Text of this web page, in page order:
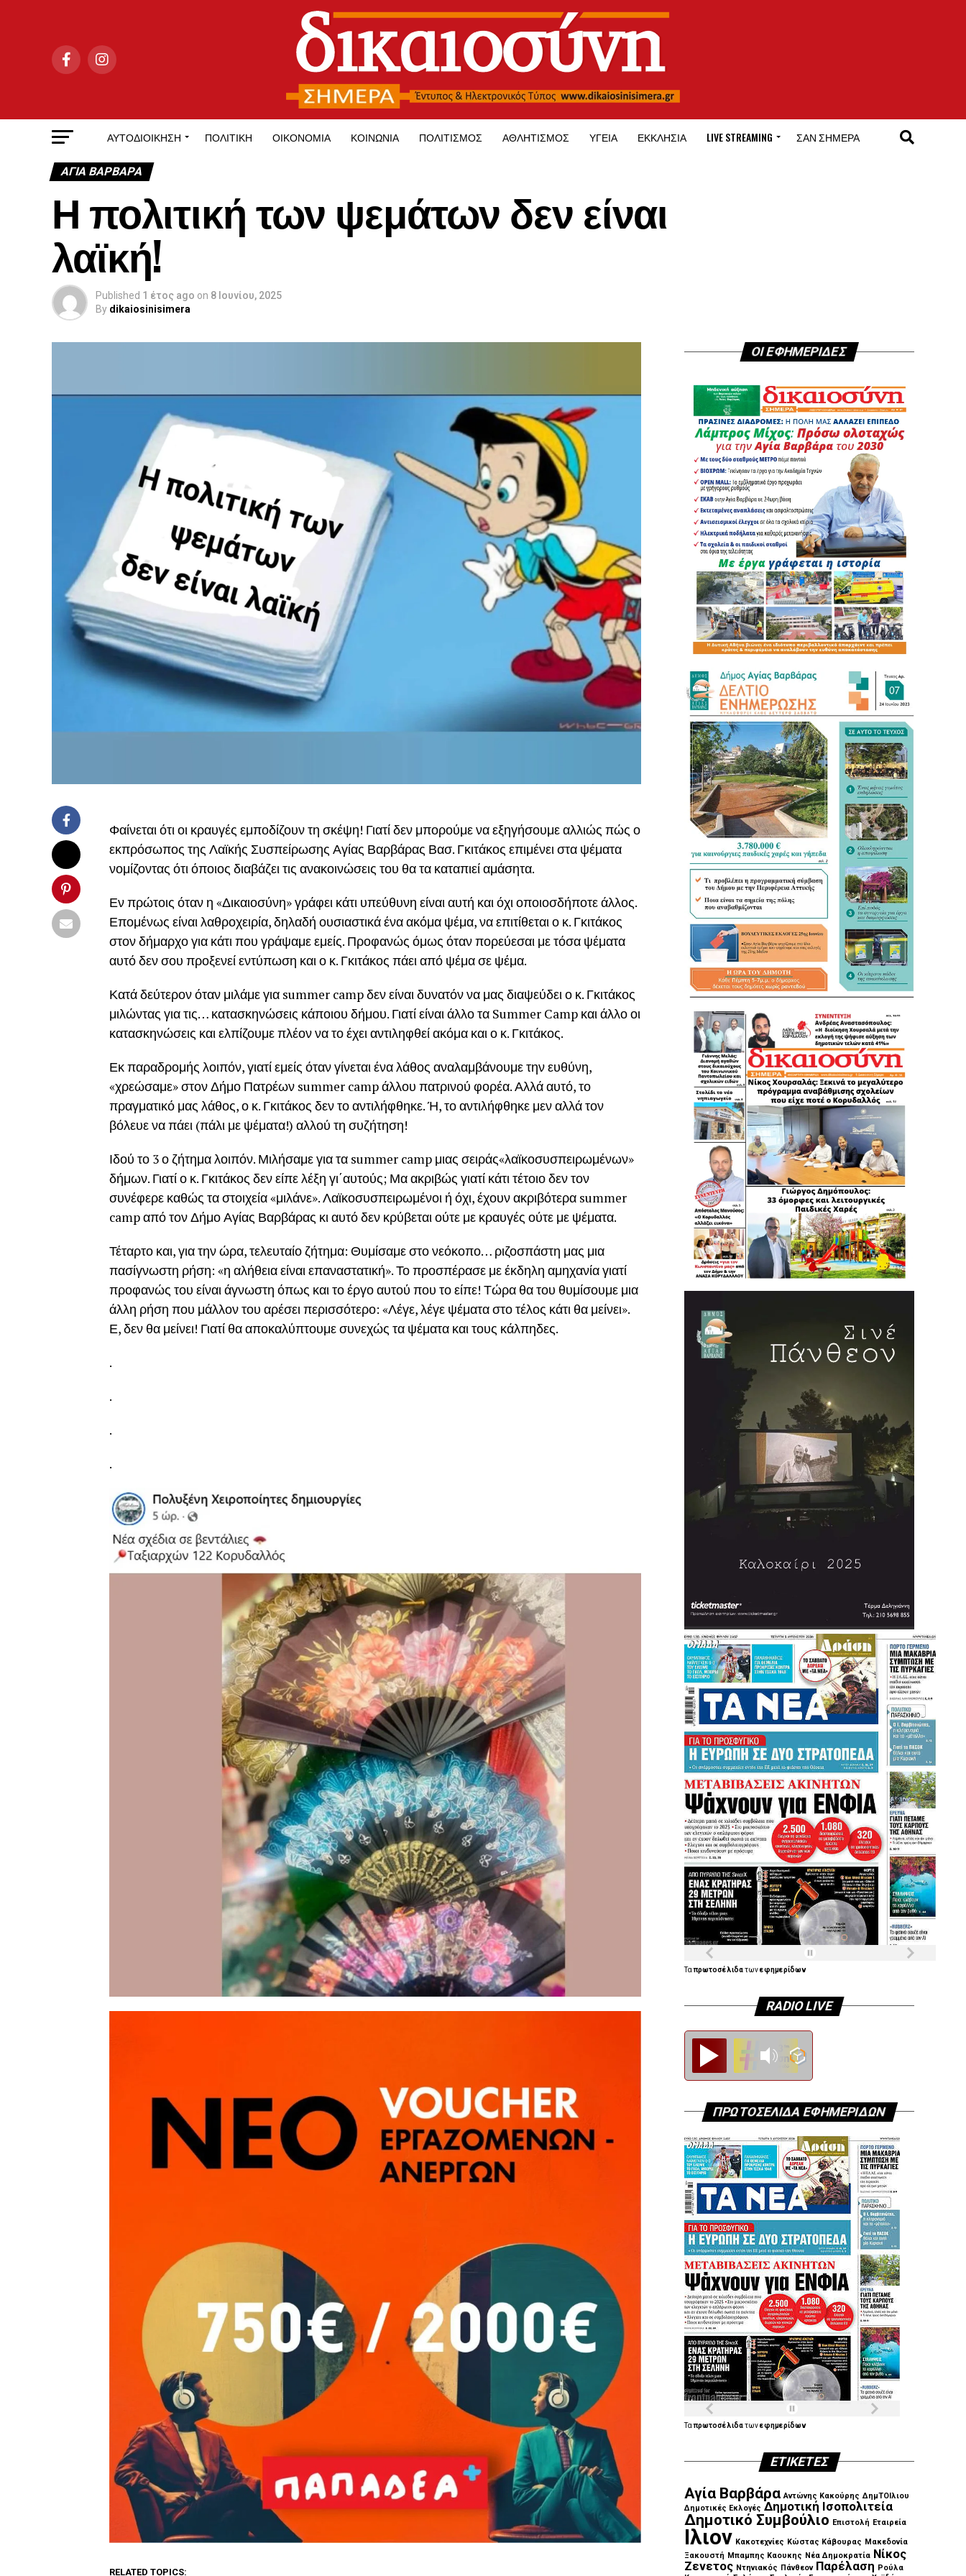
ΑΥΤΟΔΙΟΊΚΗΣΗ ΠΟΛΙΤΙΚΉ ΟΙΚΟΝΟΜΊΑ ΚΟΙΝΩΝΊΑ ΠΟΛΙΤΙΣΜΌΣ ΑΘΛΗΤΙΣΜΌΣ ΥΓΕΊΑ ΕΚΚΛΗΣΊΑ LIVE STREAMING ΣΑΝ ΣΉΜΕΡΑ
ΑΓΙΑ ΒΑΡΒΑΡΑ
Η πολιτική των ψεμάτων δεν είναι
λαϊκή!
Published 1 έτος ago on 8 Ιουνίου, 2025
By dikaiosinisimera
Φαίνεται ότι οι κραυγές εμποδίζουν τη σκέψη! Γιατί δεν μπορούμε να εξηγήσουμε αλλιώς πώς ο
εκπρόσωπος της Λαϊκής Συσπείρωσης Αγίας Βαρβάρας Βασ. Γκιτάκος επιμένει στα ψέματα
νομίζοντας ότι όποιος διαβάζει τις ανακοινώσεις του θα τα καταπιεί αμάσητα.
Εν πρώτοις όταν η «Δικαιοσύνη» γράφει κάτι υπεύθυνη είναι αυτή και όχι οποιοσδήποτε άλλος.
Επομένως είναι λαθροχειρία, δηλαδή ουσιαστικά ένα ακόμα ψέμα, να επιτίθεται ο κ. Γκιτάκος
στον δήμαρχο για κάτι που γράψαμε εμείς. Προφανώς όμως όταν πορεύεσαι με τόσα ψέματα
αυτό δεν σου προξενεί εντύπωση και ο κ. Γκιτάκος πάει από ψέμα σε ψέμα.
Κατά δεύτερον όταν μιλάμε για summer camp δεν είναι δυνατόν να μας διαψεύδει ο κ. Γκιτάκος
μιλώντας για τις… κατασκηνώσεις κάποιου δήμου. Γιατί είναι άλλο τα Summer Camp και άλλο οι
κατασκηνώσεις και ελπίζουμε πλέον να το έχει αντιληφθεί ακόμα και ο κ. Γκιτάκος.
Εκ παραδρομής λοιπόν, γιατί εμείς όταν γίνεται ένα λάθος αναλαμβάνουμε την ευθύνη,
«χρεώσαμε» στον Δήμο Πατρέων summer camp άλλου πατρινού φορέα. Αλλά αυτό, το
πραγματικό μας λάθος, ο κ. Γκιτάκος δεν το αντιλήφθηκε. Ή, το αντιλήφθηκε μεν αλλά τον
βόλευε να πάει (πάλι με ψέματα!) αλλού τη συζήτηση!
Ιδού το 3 ο ζήτημα λοιπόν. Μιλήσαμε για τα summer camp μιας σειράς«λαϊκοσυσπειρωμένων»
δήμων. Γιατί ο κ. Γκιτάκος δεν είπε λέξη γι΄αυτούς; Μα ακριβώς γιατί κάτι τέτοιο δεν τον
συνέφερε καθώς τα στοιχεία «μιλάνε». Λαϊκοσυσπειρωμένοι ή όχι, έχουν ακριβότερα summer
camp από τον Δήμο Αγίας Βαρβάρας κι αυτό δεν κρύβεται ούτε με κραυγές ούτε με ψέματα.
Τέταρτο και, για την ώρα, τελευταίο ζήτημα: Θυμίσαμε στο νεόκοπο… ριζοσπάστη μας μια
πασίγνωστη ρήση: «η αλήθεια είναι επαναστατική». Το προσπέρασε με έκδηλη αμηχανία γιατί
προφανώς του είναι άγνωστη όπως και το έργο αυτού που το είπε! Τώρα θα του θυμίσουμε μια
άλλη ρήση που μάλλον του αρέσει περισσότερο: «Λέγε, λέγε ψέματα στο τέλος κάτι θα μείνει».
Ε, δεν θα μείνει! Γιατί θα αποκαλύπτουμε συνεχώς τα ψέματα και τους κάλπηδες.
.
.
.
.
RELATED TOPICS:
ΟΙ ΕΦΗΜΕΡΙΔΕΣ
Ταπρωτοσέλιδατωνεφημερίδων
RADIO LIVE
ΠΡΩΤΟΣΕΛΙΔΑ ΕΦΗΜΕΡΙΔΩΝ
Ταπρωτοσέλιδατωνεφημερίδων
ΕΤΙΚΈΤΕΣ
Αγία Βαρβάρα Αντώνης Κακούρης ΔημΤΟΙλιου
Δημοτικές Εκλογές Δημοτική Ισοπολιτεία
Δημοτικό Συμβούλιο Επιστολή Εταιρεία
Ιλιον Κακοτεχνίες Κώστας Κάβουρας Μακεδονία
Ξακουστή Μπαμπης Καουκης Νέα Δημοκρατία Νίκος
Ζενετος Ντηνιακός Πάνθεον Παρέλαση Ρούλα